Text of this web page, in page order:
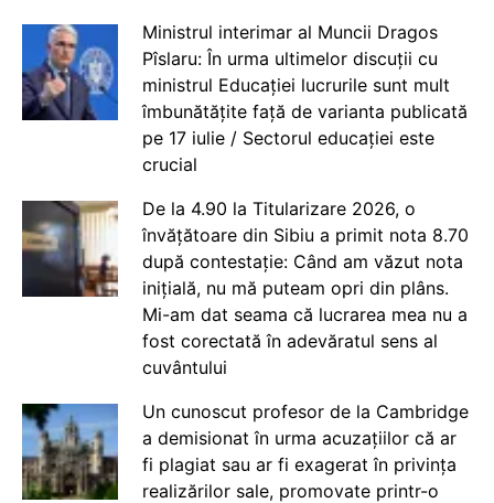
Ministrul interimar al Muncii Dragos
Pîslaru: În urma ultimelor discuții cu
ministrul Educației lucrurile sunt mult
îmbunătățite față de varianta publicată
pe 17 iulie / Sectorul educației este
crucial
De la 4.90 la Titularizare 2026, o
învățătoare din Sibiu a primit nota 8.70
după contestație: Când am văzut nota
inițială, nu mă puteam opri din plâns.
Mi-am dat seama că lucrarea mea nu a
fost corectată în adevăratul sens al
cuvântului
Un cunoscut profesor de la Cambridge
a demisionat în urma acuzațiilor că ar
fi plagiat sau ar fi exagerat în privința
realizărilor sale, promovate printr-o